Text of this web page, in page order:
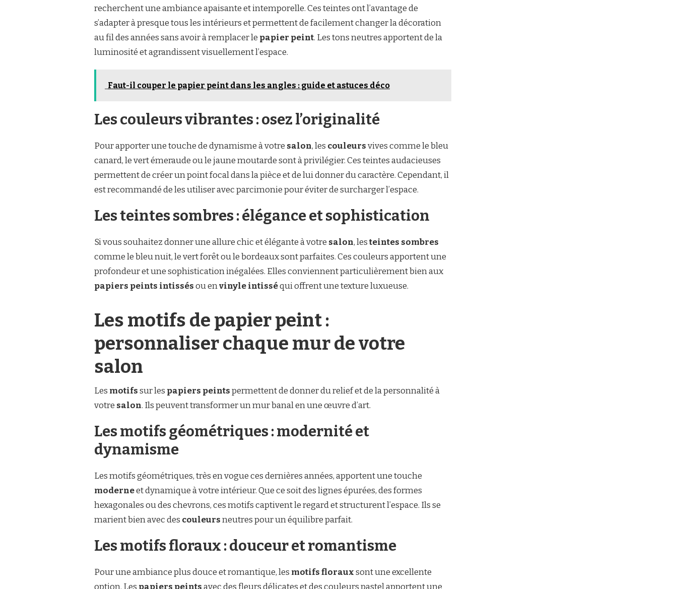
recherchent une ambiance apaisante et intemporelle. Ces teintes ont l’avantage de
s’adapter à presque tous les intérieurs et permettent de facilement changer la décoration
au fil des années sans avoir à remplacer le papier peint. Les tons neutres apportent de la
luminosité et agrandissent visuellement l’espace.
Faut-il couper le papier peint dans les angles : guide et astuces déco
Les couleurs vibrantes : osez l’originalité
Pour apporter une touche de dynamisme à votre salon, les couleursvives comme le bleu
canard, le vert émeraude ou le jaune moutarde sont à privilégier. Ces teintes audacieuses
permettent de créer un point focal dans la pièce et de lui donner du caractère. Cependant, il
est recommandé de les utiliser avec parcimonie pour éviter de surcharger l’espace.
Les teintes sombres : élégance et sophistication
Si vous souhaitez donner une allure chic et élégante à votre salon, lesteintes sombres
comme le bleu nuit, le vert forêt ou le bordeaux sont parfaites. Ces couleurs apportent une
profondeur et une sophistication inégalées. Elles conviennent particulièrement bien aux
papiers peints intissésou envinyle intisséqui offrent une texture luxueuse.
Les motifs de papier peint :
personnaliser chaque mur de votre
salon
Les motifssur les papiers peintspermettent de donner du relief et de la personnalité à
votre salon. Ils peuvent transformer un mur banal en une œuvre d’art.
Les motifs géométriques : modernité et
dynamisme
Les motifs géométriques, très en vogue ces dernières années, apportent une touche
moderneet dynamique à votre intérieur. Que ce soit des lignes épurées, des formes
hexagonales ou des chevrons, ces motifs captivent le regard et structurent l’espace. Ils se
marient bien avec des couleursneutres pour un équilibre parfait.
Les motifs floraux : douceur et romantisme
Pour une ambiance plus douce et romantique, les motifs florauxsont une excellente
option. Les papiers peintsavec des fleurs délicates et des couleurs pastel apportent une